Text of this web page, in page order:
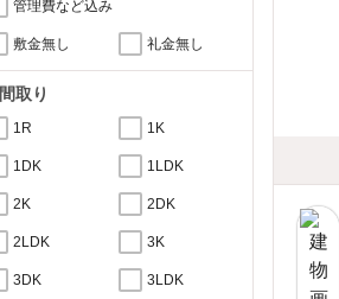
管理費など込み
敷金無し 礼金無し
間取り
1R 1K
1DK 1LDK
2K 2DK
2LDK 3K
3DK 3LDK